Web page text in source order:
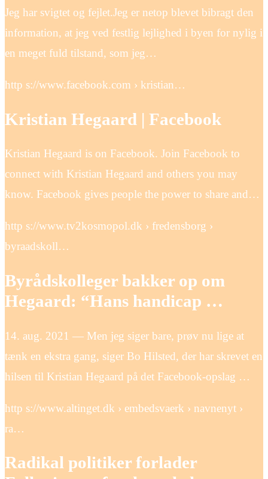
Jeg har svigtet og fejlet.Jeg er netop blevet bibragt den
information, at jeg ved festlig lejlighed i byen for nylig i
en meget fuld tilstand, som jeg…
http s://www.facebook.com › kristian…
Kristian Hegaard | Facebook
Kristian Hegaard is on Facebook. Join Facebook to
connect with Kristian Hegaard and others you may
know. Facebook gives people the power to share and…
http s://www.tv2kosmopol.dk › fredensborg ›
byraadskoll…
Byrådskolleger bakker op om
Hegaard: “Hans handicap …
14. aug. 2021 — Men jeg siger bare, prøv nu lige at
tænk en ekstra gang, siger Bo Hilsted, der har skrevet en
hilsen til Kristian Hegaard på det Facebook-opslag …
http s://www.altinget.dk › embedsvaerk › navnenyt ›
ra…
Radikal politiker forlader